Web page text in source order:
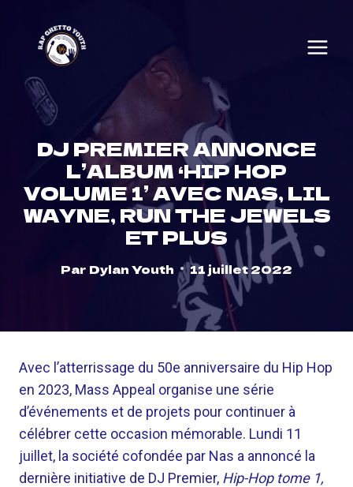
content
DJ PREMIER ANNONCE
L’ALBUM ‘HIP HOP
VOLUME 1’ AVEC NAS, LIL
WAYNE, RUN THE JEWELS
ET PLUS
Par Dylan Youth 11 juillet 2022
Avec l’atterrissage du 50e anniversaire du Hip Hop
en 2023, Mass Appeal organise une série
d’événements et de projets pour continuer à
célébrer cette occasion mémorable. Lundi 11
juillet, la société cofondée par Nas a annoncé la
dernière initiative de DJ Premier, Hip-Hop tome 1,